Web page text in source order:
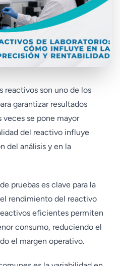
reactivos son uno de los
garantizar resultados
se pone mayor
del reactivo influye
del análisis y en la
pruebas es clave para la
rendimiento del reactivo
eficientes permiten
consumo, reduciendo el
el margen operativo.